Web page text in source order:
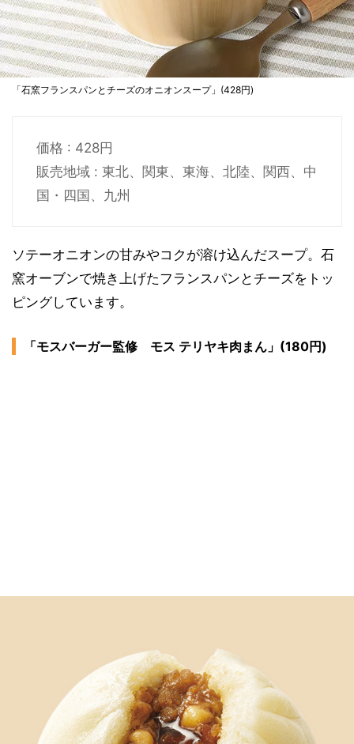
「石窯フランスパンとチーズのオニオンスープ」(428円)
価格 : 428円
販売地域 : 東北、関東、東海、北陸、関西、中
国・四国、九州
ソテーオニオンの甘みやコクが溶け込んだスープ。石
窯オーブンで焼き上げたフランスパンとチーズをトッ
ピングしています。
「モスバーガー監修 モス テリヤキ肉まん」(180円)